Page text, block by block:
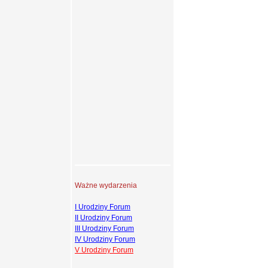
Ważne wydarzenia
I Urodziny Forum
II Urodziny Forum
III Urodziny Forum
IV Urodziny Forum
V Urodziny Forum